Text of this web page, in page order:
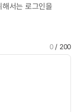
서는 로그인을
0/ 200